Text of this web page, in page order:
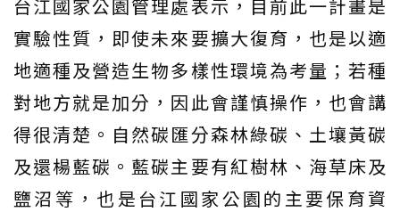
台江國家公園管理處表示，目前此一計畫是
實驗性質，即使未來要擴大復育，也是以適
地適種及營造生物多樣性環境為考量；若種
對地方就是加分，因此會謹慎操作，也會講
得很清楚。自然碳匯分森林綠碳、土壤黃碳
及還楊藍碳。藍碳主要有紅樹林、海草床及
鹽沼等，也是台江國家公園的主要保育資